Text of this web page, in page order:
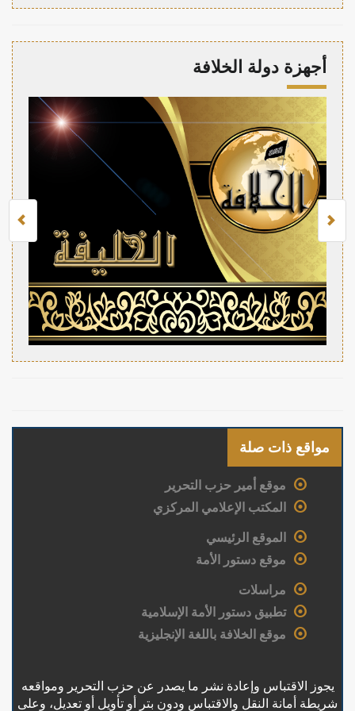
أجهزة دولة الخلافة
مواقع ذات صلة
موقع أمير حزب التحرير
المكتب الإعلامي المركزي
الموقع الرئيسي
موقع دستور الأمة
مراسلات
تطبيق دستور الأمة الإسلامية
موقع الخلافة باللغة الإنجليزية
يجوز الاقتباس وإعادة نشر ما يصدر عن حزب التحرير ومواقعه
شريطة أمانة النقل والاقتباس ودون بتر أو تأويل أو تعديل، وعلى